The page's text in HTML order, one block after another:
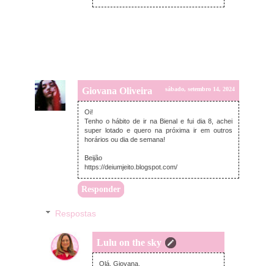
Giovana Oliveira sábado, setembro 14, 2024
Oi!
Tenho o hábito de ir na Bienal e fui dia 8, achei
super lotado e quero na próxima ir em outros
horários ou dia de semana!
Beijão
https://deiumjeito.blogspot.com/
Responder
Respostas
Lulu on the sky
domingo, setembro 22, 2024
Olá, Giovana.